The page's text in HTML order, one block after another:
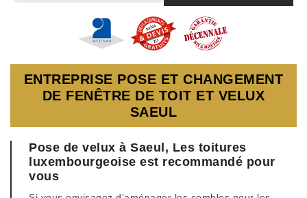
ENTREPRISE POSE ET CHANGEMENT
DE FENÊTRE DE TOIT ET VELUX
SAEUL
Pose de velux à Saeul, Les toitures
luxembourgeoise est recommandé pour
vous